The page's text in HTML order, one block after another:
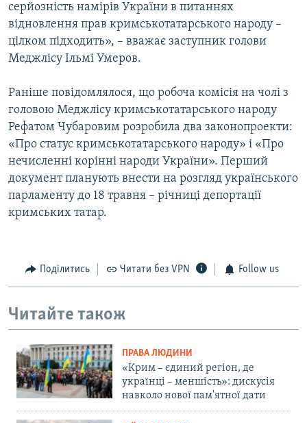
серйозність намірів України в питаннях
відновлення прав кримськотатарського народу –
цілком підходить», – вважає заступник голови
Меджлісу Ільмі Умеров.
Раніше повідомлялося, що робоча комісія на чолі з
головою Меджлісу кримськотатарського народу
Рефатом Чубаровим розробила два законопроекти:
«Про статус кримськотатарського народу» і «Про
нечисленні корінні народи України». Перший
документ планують внести на розгляд українського
парламенту до 18 травня – річниці депортації
кримських татар.
Поділитись Читати без VPN Follow us
Читайте також
ПРАВА ЛЮДИНИ
«Крим – єдиний регіон, де
українці – меншість»: дискусія
навколо нової пам'ятної дати